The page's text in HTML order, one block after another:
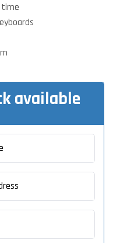
time
available